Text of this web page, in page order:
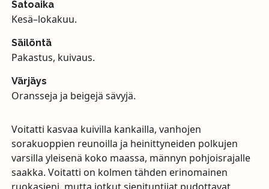
Satoaika
Kesä–lokakuu.
Säilöntä
Pakastus, kuivaus.
Värjäys
Oransseja ja beigejä sävyjä.
Voitatti kasvaa kuivilla kankailla, vanhojen
sorakuoppien reunoilla ja heinittyneiden polkujen
varsilla yleisenä koko maassa, männyn pohjoisrajalle
saakka. Voitatti on kolmen tähden erinomainen